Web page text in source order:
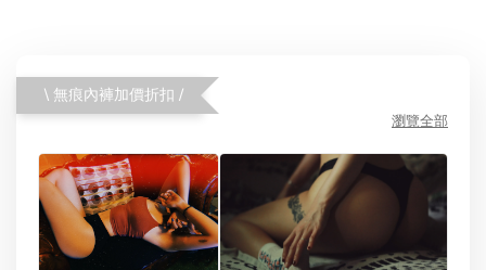
\ 無痕內褲加價折扣 /
瀏覽全部